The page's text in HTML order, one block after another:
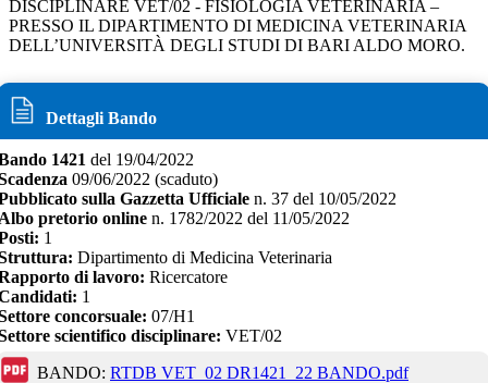
DISCIPLINARE VET/02 - FISIOLOGIA VETERINARIA –
PRESSO IL DIPARTIMENTO DI MEDICINA VETERINARIA
DELL’UNIVERSITÀ DEGLI STUDI DI BARI ALDO MORO.
Dettagli Bando
1421 del 19/04/2022
09/06/2022 (scaduto)
sulla Gazzetta Ufficiale n. 37 del 10/05/2022
pretorio online n. 1782/2022 del 11/05/2022
1
Dipartimento di Medicina Veterinaria
di lavoro: Ricercatore
1
concorsuale: 07/H1
scientifico disciplinare: VET/02
BANDO: RTDB VET_02 DR1421_22 BANDO.pdf